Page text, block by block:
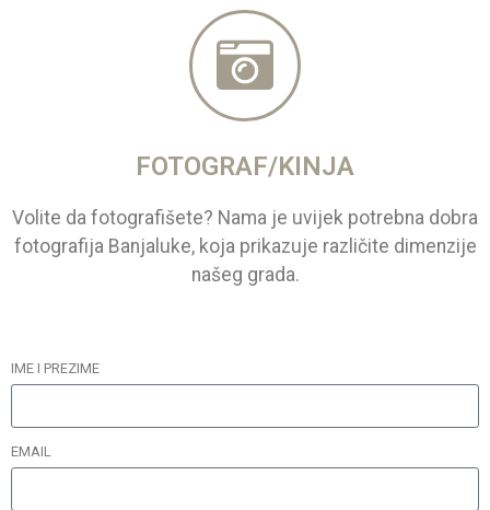
FOTOGRAF/KINJA
Volite da fotografišete? Nama je uvijek potrebna dobra
fotografija Banjaluke, koja prikazuje različite dimenzije
našeg grada.
IME I PREZIME
EMAIL